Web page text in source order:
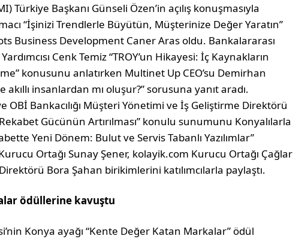
Başkanı Günseli Özen’in açılış konuşmasıyla
“İşinizi Trendlerle Büyütün, Müşterinize Değer Yaratın”
Business Development Caner Aras oldu. Bankalararası
Cenk Temiz “TROY’un Hikayesi: İç Kaynakların
konusunu anlatırken Multinet Up CEO’su Demirhan
akıllı insanlardan mı oluşur?” sorusuna yanıt aradı.
OBİ Bankacılığı Müşteri Yönetimi ve İş Geliştirme Direktörü
Gücünün Artırılması” konulu sunumunu Konyalılarla
Yeni Dönem: Bulut ve Servis Tabanlı Yazılımlar”
Ortağı Sunay Şener, kolayik.com Kurucu Ortağı Çağlar
Bora Şahan birikimlerini katılımcılarla paylaştı.
ödüllerine kavuştu
Konya ayağı “Kente Değer Katan Markalar” ödül